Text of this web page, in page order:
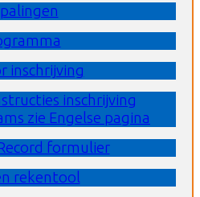
inschrijving
inschrijving
zie Engelse pagina
formulier
rekentool